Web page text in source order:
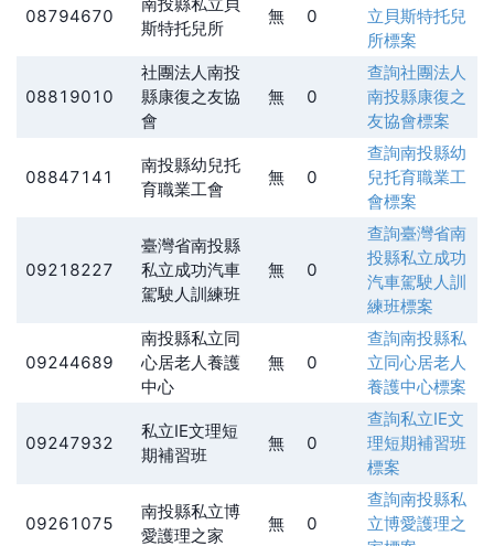
08794670
斯特托兒所
無 0
立貝斯特托兒
所標案
08819010
社團法人南投
縣康復之友協
會
無 0
查詢社團法人
南投縣康復之
友協會標案
08847141
南投縣幼兒托
育職業工會
無 0
查詢南投縣幼
兒托育職業工
會標案
09218227
臺灣省南投縣
私立成功汽車
駕駛人訓練班
無 0
查詢臺灣省南
投縣私立成功
汽車駕駛人訓
練班標案
09244689
南投縣私立同
心居老人養護
中心
無 0
查詢南投縣私
立同心居老人
養護中心標案
09247932
私立IE文理短
期補習班
無 0
查詢私立IE文
理短期補習班
標案
09261075
南投縣私立博
愛護理之家
無 0
查詢南投縣私
立博愛護理之